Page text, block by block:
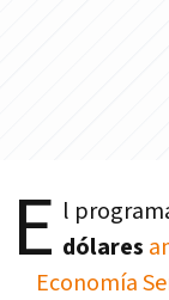
E l
dólares
Economía